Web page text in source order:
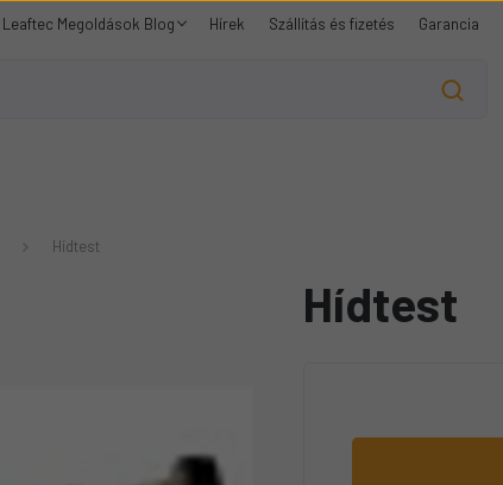
Leaftec Megoldások Blog Hírek Szállítás és fizetés Garancia
Hídtest
Hídtest